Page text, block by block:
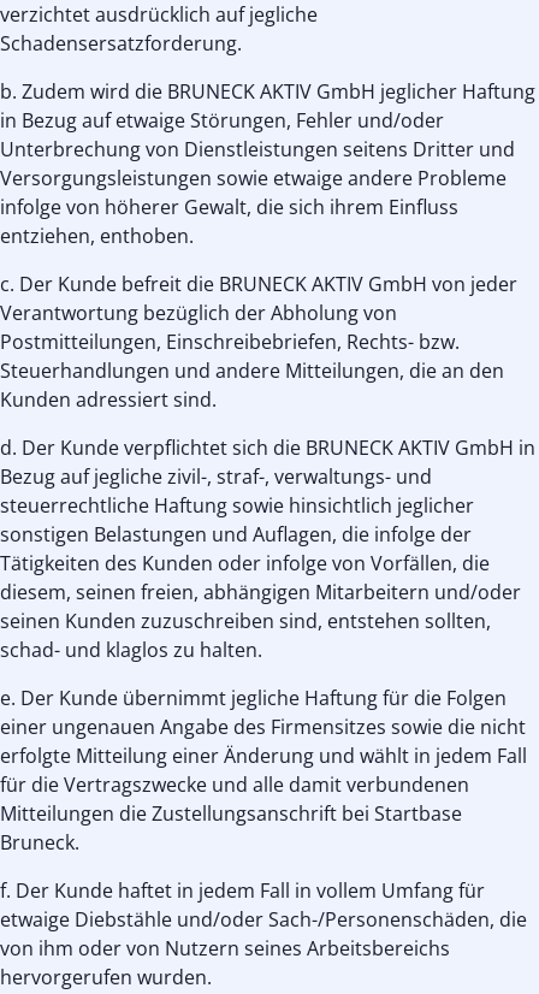
verzichtet ausdrücklich auf jegliche
Schadensersatzforderung.
b. Zudem wird die BRUNECK AKTIV GmbH jeglicher Haftung
in Bezug auf etwaige Störungen, Fehler und/oder
Unterbrechung von Dienstleistungen seitens Dritter und
Versorgungsleistungen sowie etwaige andere Probleme
infolge von höherer Gewalt, die sich ihrem Einfluss
entziehen, enthoben.
c. Der Kunde befreit die BRUNECK AKTIV GmbH von jeder
Verantwortung bezüglich der Abholung von
Postmitteilungen, Einschreibebriefen, Rechts- bzw.
Steuerhandlungen und andere Mitteilungen, die an den
Kunden adressiert sind.
d. Der Kunde verpflichtet sich die BRUNECK AKTIV GmbH in
Bezug auf jegliche zivil-, straf-, verwaltungs- und
steuerrechtliche Haftung sowie hinsichtlich jeglicher
sonstigen Belastungen und Auflagen, die infolge der
Tätigkeiten des Kunden oder infolge von Vorfällen, die
diesem, seinen freien, abhängigen Mitarbeitern und/oder
seinen Kunden zuzuschreiben sind, entstehen sollten,
schad- und klaglos zu halten.
e. Der Kunde übernimmt jegliche Haftung für die Folgen
einer ungenauen Angabe des Firmensitzes sowie die nicht
erfolgte Mitteilung einer Änderung und wählt in jedem Fall
für die Vertragszwecke und alle damit verbundenen
Mitteilungen die Zustellungsanschrift bei Startbase
Bruneck.
f. Der Kunde haftet in jedem Fall in vollem Umfang für
etwaige Diebstähle und/oder Sach-/Personenschäden, die
von ihm oder von Nutzern seines Arbeitsbereichs
hervorgerufen wurden.